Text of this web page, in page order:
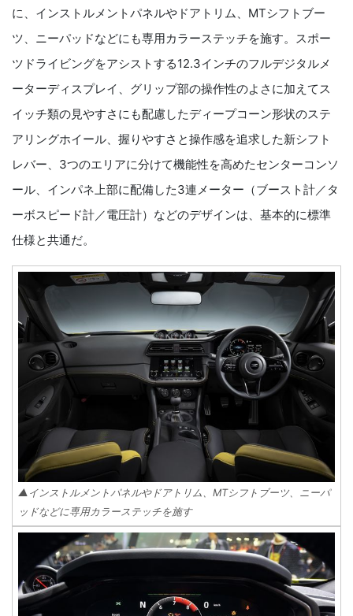
に、インストルメントパネルやドアトリム、MTシフトブー
ツ、ニーパッドなどにも専用カラーステッチを施す。スポー
ツドライビングをアシストする12.3インチのフルデジタルメ
ーターディスプレイ、グリップ部の操作性のよさに加えてス
イッチ類の見やすさにも配慮したディープコーン形状のステ
アリングホイール、握りやすさと操作感を追求した新シフト
レバー、3つのエリアに分けて機能性を高めたセンターコンソ
ール、インパネ上部に配備した3連メーター（ブースト計／タ
ーボスピード計／電圧計）などのデザインは、基本的に標準
仕様と共通だ。
▲インストルメントパネルやドアトリム、MTシフトブーツ、ニーパ
ッドなどに専用カラーステッチを施す